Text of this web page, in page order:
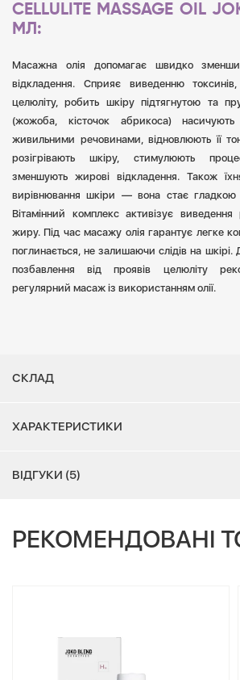
CELLULITE MASSAGE OIL
МЛ:
Масажна олія допомагає швидко
відкладення. Сприяє виведенню
целюліту, робить шкіру підтягнутою та
(жожоба, кісточок абрикоса)
живильними речовинами, відновлюють її
розігрівають шкіру, стимулюють
зменшують жирові відкладення. Також
вирівнювання шкіри — вона стає
Вітамінний комплекс активізує
жиру. Під час масажу олія гарантує легке
поглинається, не залишаючи слідів на шкірі.
позбавлення від проявів целюліту
регулярний масаж із використанням олії.
СКЛАД
ХАРАКТЕРИСТИКИ
ВІДГУКИ (5)
РЕКОМЕНДОВАНІ